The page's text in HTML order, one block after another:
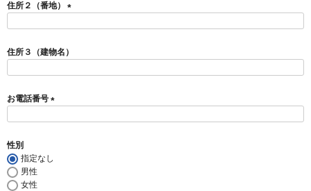
)
住所２（番地）
須
)
住所３（建物名）
お電話番号
性別
指定なし
男性
女性